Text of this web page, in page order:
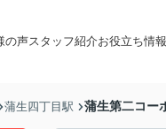
の声スタッフ紹介お役立ち情報
蒲生四丁目駅 蒲生第二コー